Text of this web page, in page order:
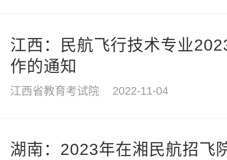
江西：民航飞行技术专业
作的通知
江西省教育考试院 2022-11-04
湖南：2023年在湘民航招飞